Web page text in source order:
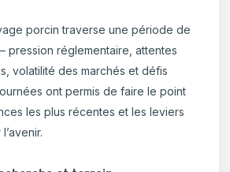
porcin traverse une période de
pression réglementaire, attentes
volatilité des marchés et défis
ont permis de faire le point
les plus récentes et les leviers